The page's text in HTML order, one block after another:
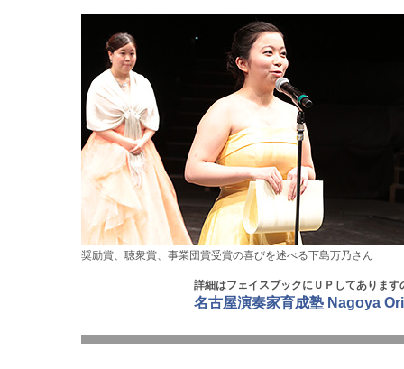
奨励賞、聴衆賞、事業団賞受賞の喜びを述べる下島万乃さん
詳細はフェイスブックにＵＰしてあります
名古屋演奏家育成塾 Nagoya